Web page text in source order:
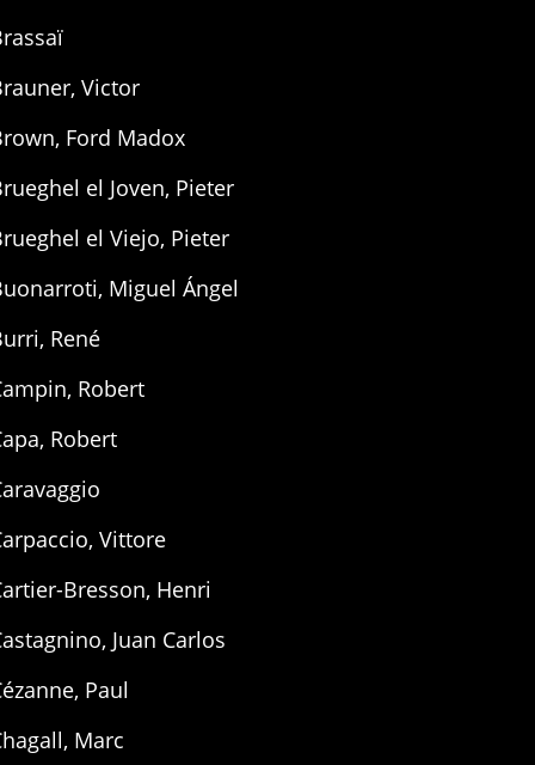
Victor
Ford Madox
el Joven, Pieter
el Viejo, Pieter
Miguel Ángel
René
Robert
Robert
Vittore
Bresson, Henri
Juan Carlos
Paul
Marc